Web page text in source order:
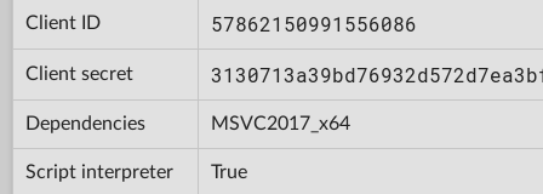
Client ID 57862150991556086
Client secret
Dependencies MSVC2017_x64
Script interpreter True